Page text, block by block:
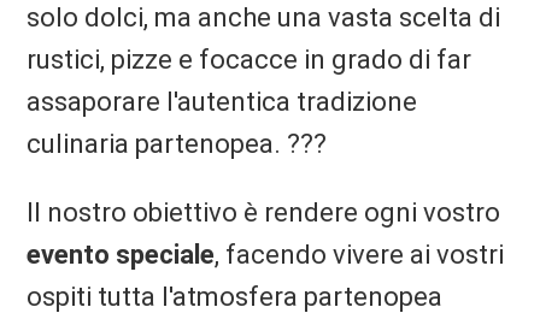
solo dolci, ma anche una vasta scelta di
rustici, pizze e focacce in grado di far
assaporare l'autentica tradizione
culinaria partenopea. ???
Il nostro obiettivo è rendere ogni vostro
evento speciale, facendo vivere ai vostri
ospiti tutta l'atmosfera partenopea